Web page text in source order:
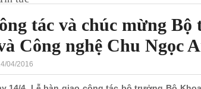
tác và chúc mừng Bộ
Công nghệ Chu Ngọc
04/2016